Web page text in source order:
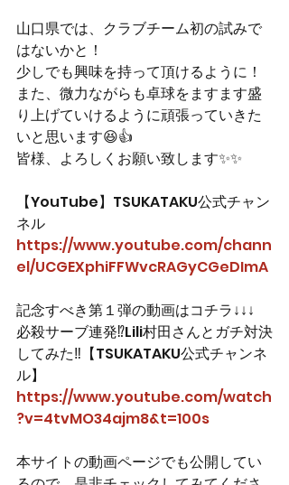
山口県では、クラブチーム初の試みで
はないかと！
少しでも興味を持って頂けるように！
また、微力ながらも卓球をますます盛
り上げていけるように頑張っていきた
いと思います😆👍
皆様、よろしくお願い致します✨✨
【YouTube】TSUKATAKU公式チャン
ネル
https://www.youtube.com/chann
el/UCGEXphiFFWvcRAGyCGeDImA
記念すべき第１弾の動画はコチラ↓↓↓
必殺サーブ連発⁉Lili村田さんとガチ対決
してみた‼【TSUKATAKU公式チャンネ
ル】
https://www.youtube.com/watch
?v=4tvMO34ajm8&t=100s
本サイトの動画ページでも公開してい